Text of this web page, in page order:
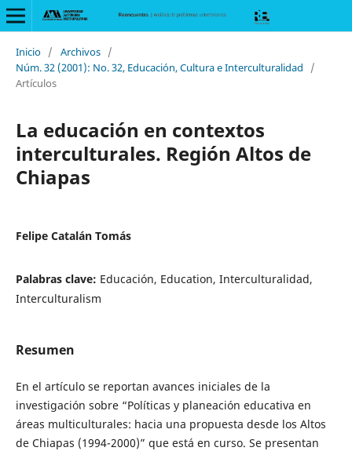
Inicio / Archivos /
Núm. 32 (2001): No. 32, Educación, Cultura e Interculturalidad
/
Artículos
La educación en contextos
interculturales. Región Altos de
Chiapas
Felipe Catalán Tomás
Palabras clave: Educación, Education, Interculturalidad,
Interculturalism
Resumen
En el artículo se reportan avances iniciales de la
investigación sobre “Políticas y planeación educativa en
áreas multiculturales: hacia una propuesta desde los Altos
de Chiapas (1994-2000)” que está en curso. Se presentan